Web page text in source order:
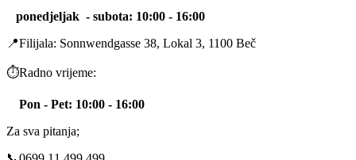
ponedjeljak - subota: 10:00 - 16:00
📍Filijala: Sonnwendgasse 38, Lokal 3, 1100 Beč
⏱️Radno vrijeme:
Pon - Pet: 10:00 - 16:00
Za sva pitanja;